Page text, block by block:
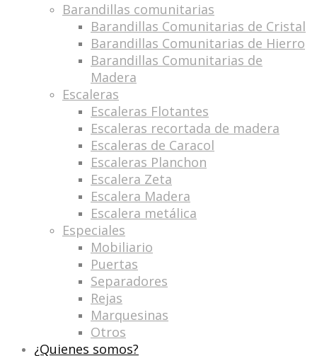
Barandillas comunitarias
Barandillas Comunitarias de Cristal
Barandillas Comunitarias de Hierro
Barandillas Comunitarias de
Madera
Escaleras
Escaleras Flotantes
Escaleras recortada de madera
Escaleras de Caracol
Escaleras Planchon
Escalera Zeta
Escalera Madera
Escalera metálica
Especiales
Mobiliario
Puertas
Separadores
Rejas
Marquesinas
Otros
¿Quienes somos?